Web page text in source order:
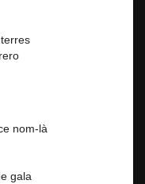
nom-là
gala